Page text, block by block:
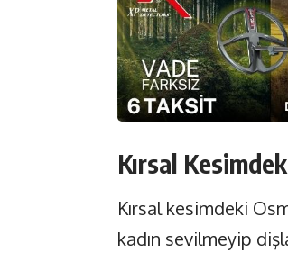
Kırsal
Kırsal kesimdeki
kadın sevilmeyip